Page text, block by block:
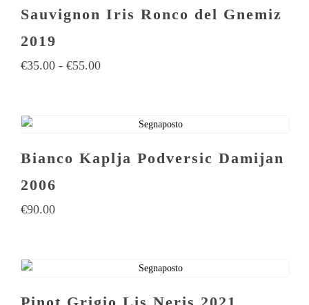
Sauvignon Iris Ronco del Gnemiz
2019
€35.00 - €55.00
Bianco Kaplja Podversic Damijan
2006
€90.00